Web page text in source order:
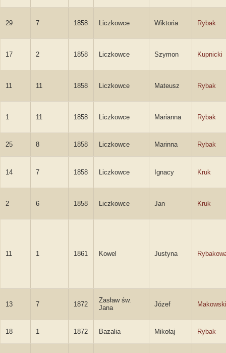
29 7 1858 Liczkowce Wiktoria Rybak
17 2 1858 Liczkowce Szymon Kupnicki
11 11 1858 Liczkowce Mateusz Rybak
1 11 1858 Liczkowce Marianna Rybak
25 8 1858 Liczkowce Marinna Rybak
14 7 1858 Liczkowce Ignacy Kruk
2 6 1858 Liczkowce Jan Kruk
11 1 1861 Kowel Justyna
13 7 1872
Zasław św.
Jana
Józef Makowski
18 1 1872 Bazalia Mikołaj Rybak